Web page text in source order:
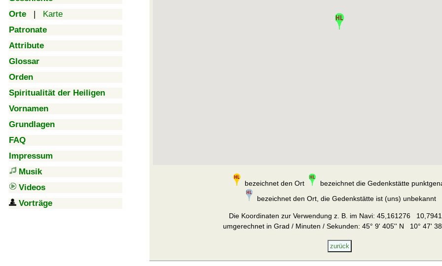
Orte | Karte
Patronate
Attribute
Glossar
Orden
Spiritualität der Heiligen
Vornamen
Grundlagen
FAQ
Impressum
Musik
Videos
Vorträge
bezeichnet den Ort
bezeichnet die Gedenkstätte
bezeichnet den Ort, die Gedenkstätte ist (uns) unbekannt
Die Koordinaten zur Verwendung z. B. im Navi: 45,161276
umgerechnet in Grad / Minuten / Sekunden: 45° 9' 405'' N 10° 47'